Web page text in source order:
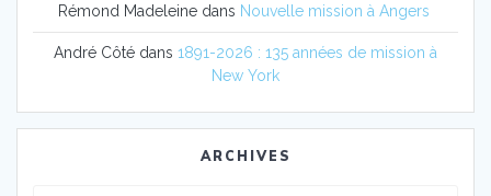
Rémond Madeleinedans Nouvelle mission à Angers
André Côté dans 1891-2026 : 135 années de mission à
New York
ARCHIVES